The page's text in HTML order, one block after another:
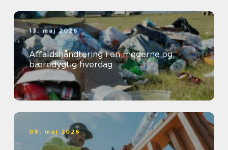
13. maj 2026
Affaldshåndtering i en moderne og
bæredygtig hverdag
09. maj 2026